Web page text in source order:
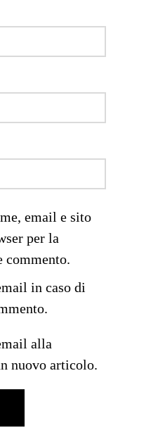
email e sito
per la
commento.
in caso di
alla
nuovo articolo.